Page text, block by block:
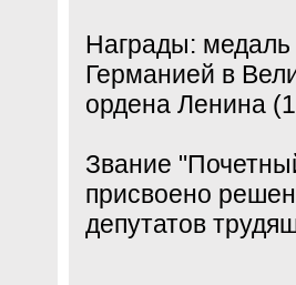
Награды: медаль
Германией в
ордена Ленина
Звание
присвоено
депутатов